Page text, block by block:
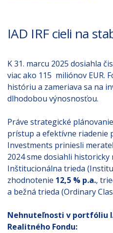
IAD IRF cieli na
K 31. marcu 2025 dosiahla
viac ako 115 miliónov EUR.
históriu a zameriava sa na
dlhodobou výnosnosťou.
Práve strategické
prístup a efektívne riadenie
Investments priniesli
2024 sme dosiahli historicky
Inštitucionálna trieda
zhodnotenie 12,5 % p.a.,
a bežná trieda (Ordinary
Nehnuteľnosti v portfóliu
Realitného Fondu: